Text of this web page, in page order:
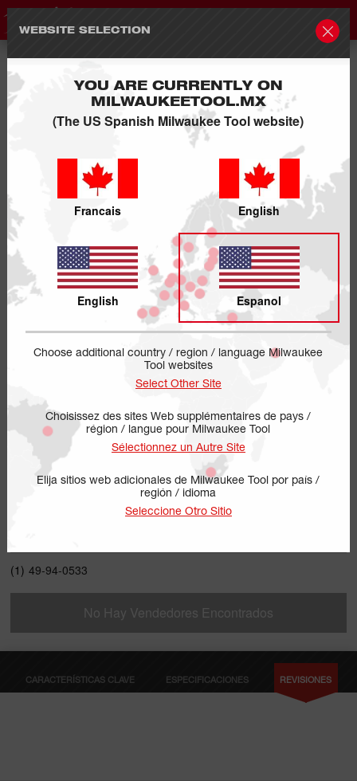
WEBSITE SELECTION
YOU ARE CURRENTLY ON
MILWAUKEETOOL.MX
(The US Spanish Milwaukee Tool website)
Francais English
English Espanol
Choose additional country / region / language Milwaukee
Tool websites
Select Other Site
Choisissez des sites Web supplémentaires de pays /
région / langue pour Milwaukee Tool
Sélectionnez un Autre Site
Elija sitios web adicionales de Milwaukee Tool por país /
región / idioma
Seleccione Otro Sitio
(1) 49-94-0533
No Hay Vendedores Encontrados
CARACTERÍSTICAS CLAVE ESPECIFICACIONES REVISIONES